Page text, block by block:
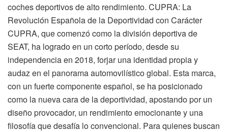
coches deportivos de alto rendimiento. CUPRA: La
Revolución Española de la Deportividad con Carácter
CUPRA, que comenzó como la división deportiva de
SEAT, ha logrado en un corto período, desde su
independencia en 2018, forjar una identidad propia y
audaz en el panorama automovilístico global. Esta marca,
con un fuerte componente español, se ha posicionado
como la nueva cara de la deportividad, apostando por un
diseño provocador, un rendimiento emocionante y una
filosofía que desafía lo convencional. Para quienes buscan